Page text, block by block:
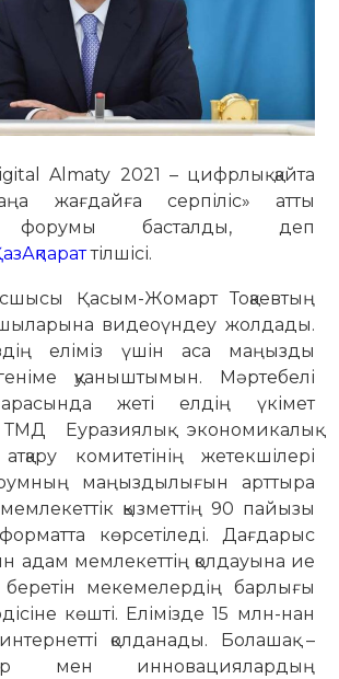
Almaty 2021 – цифрлық қайта
жағдайға серпіліс» атты
форумы басталды, деп
тілшісі.
Қасым-Жомарт Тоқаевтың
видеоүндеу жолдады.
еліміз үшін аса маңызды
қуаныштымын. Мәртебелі
арасында жеті елдің үкімет
Еуразиялық экономикалық
комитетінің жетекшілері
маңыздылығын арттыра
қызметтің 90 пайызы
көрсетіледі. Дағдарыс
адам мемлекеттің қолдауына ие
мекемелердің барлығы
көшті. Елімізде 15 млн-нан
қолданады. Болашақ –
мен инновациялардың